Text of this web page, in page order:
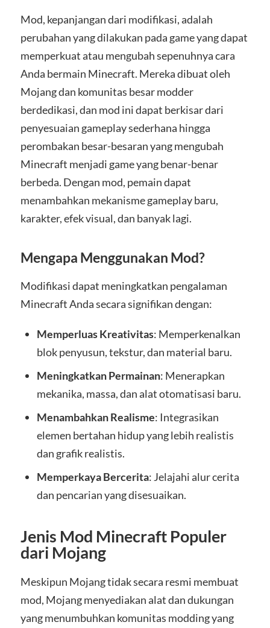
Mod, kepanjangan dari modifikasi, adalah
perubahan yang dilakukan pada game yang dapat
memperkuat atau mengubah sepenuhnya cara
Anda bermain Minecraft. Mereka dibuat oleh
Mojang dan komunitas besar modder
berdedikasi, dan mod ini dapat berkisar dari
penyesuaian gameplay sederhana hingga
perombakan besar-besaran yang mengubah
Minecraft menjadi game yang benar-benar
berbeda. Dengan mod, pemain dapat
menambahkan mekanisme gameplay baru,
karakter, efek visual, dan banyak lagi.
Mengapa Menggunakan Mod?
Modifikasi dapat meningkatkan pengalaman
Minecraft Anda secara signifikan dengan:
Memperluas Kreativitas: Memperkenalkan
blok penyusun, tekstur, dan material baru.
Meningkatkan Permainan: Menerapkan
mekanika, massa, dan alat otomatisasi baru.
Menambahkan Realisme: Integrasikan
elemen bertahan hidup yang lebih realistis
dan grafik realistis.
Memperkaya Bercerita: Jelajahi alur cerita
dan pencarian yang disesuaikan.
Jenis Mod Minecraft Populer
dari Mojang
Meskipun Mojang tidak secara resmi membuat
mod, Mojang menyediakan alat dan dukungan
yang menumbuhkan komunitas modding yang